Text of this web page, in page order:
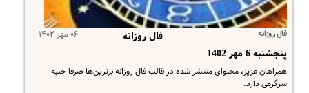
فال روزانه ۰۶ مهر ۱۴۰۲
فال روزانه
پنجشنبه 6 مهر 1402
همراهان عزیز، محتوای منتشر شده در قالب فال روزانه برترین‌ها صرفا جنبه
سرگرمی دارد.